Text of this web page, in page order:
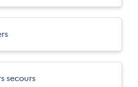
secours